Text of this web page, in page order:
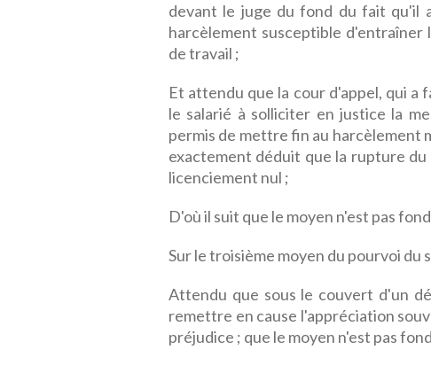
devant le juge du fond du fait qu'il
harcèlement susceptible
de travail ;
Et attendu que la cour d'appel, qui
le salarié à solliciter en justice la
permis de mettre fin au harcèlement
exactement déduit que la rupture
licenciement nul ;
D'où il suit que le moyen n'est pas
Sur le troisième moyen du pourvoi du
Attendu que sous le couvert d'un
remettre en cause l'appréciation
préjudice ; que le moyen n'est pas